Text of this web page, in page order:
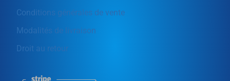
Conditions générales de vente
Modalités de livraison
Droit au retour